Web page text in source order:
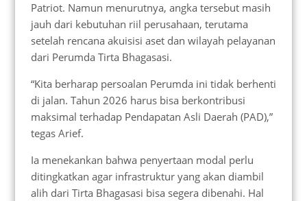
Patriot. Namun menurutnya, angka tersebut masih
jauh dari kebutuhan riil perusahaan, terutama
setelah rencana akuisisi aset dan wilayah pelayanan
dari Perumda Tirta Bhagasasi.
“Kita berharap persoalan Perumda ini tidak berhenti
di jalan. Tahun 2026 harus bisa berkontribusi
maksimal terhadap Pendapatan Asli Daerah (PAD),”
tegas Arief.
Ia menekankan bahwa penyertaan modal perlu
ditingkatkan agar infrastruktur yang akan diambil
alih dari Tirta Bhagasasi bisa segera dibenahi. Hal